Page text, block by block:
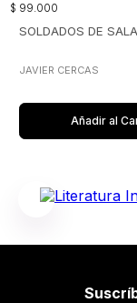
$ 99.000
SOLDADOS DE
JAVIER CERCAS
Añadir al